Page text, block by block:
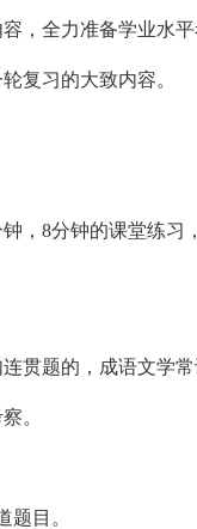
，全力准备学业水平
复习的大致内容。
，8分钟的课堂练习
贯题的，成语文学常
。
题目。